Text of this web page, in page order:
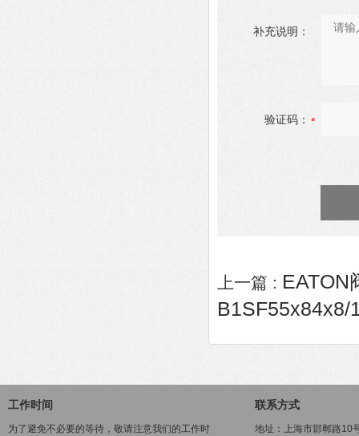
补充说明：
验证码：
上一篇 : EATON
B1SF55x84x8/
工作时间
为了避免不必要的等待，敬请注意我们的工作时
联系方式
地址：上海市邯郸路10